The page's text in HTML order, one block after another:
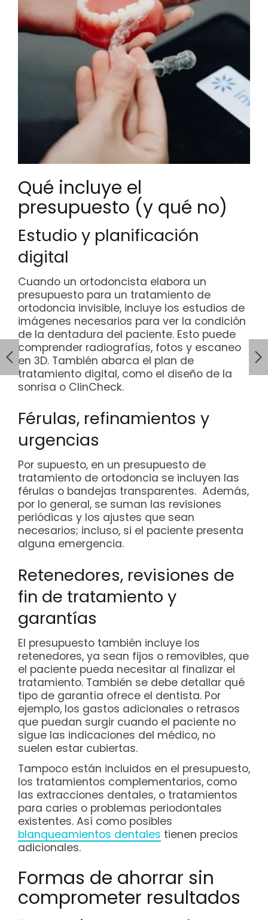
Qué incluye el
presupuesto (y qué no)
Estudio y planificación
digital
Cuando un ortodoncista elabora un
presupuesto para un tratamiento de
ortodoncia invisible, incluye los estudios de
imágenes necesarios para ver la condición
de la dentadura del paciente. Esto puede
comprender radiografías, fotos y escaneo
en 3D. También abarca el plan de
tratamiento digital, como el diseño de la
sonrisa o ClinCheck.
Férulas, refinamientos y
urgencias
Por supuesto, en un presupuesto de
tratamiento de ortodoncia se incluyen las
férulas o bandejas transparentes. Además,
por lo general, se suman las revisiones
periódicas y los ajustes que sean
necesarios; incluso, si el paciente presenta
alguna emergencia.
Retenedores, revisiones de
fin de tratamiento y
garantías
El presupuesto también incluye los
retenedores, ya sean fijos o removibles, que
el paciente pueda necesitar al finalizar el
tratamiento. También se debe detallar qué
tipo de garantía ofrece el dentista. Por
ejemplo, los gastos adicionales o retrasos
que puedan surgir cuando el paciente no
sigue las indicaciones del médico, no
suelen estar cubiertas.
Tampoco están incluidos en el presupuesto,
los tratamientos complementarios, como
las extracciones dentales, o tratamientos
para caries o problemas periodontales
existentes. Así como posibles
blanqueamientos dentales tienen precios
adicionales.
Formas de ahorrar sin
comprometer resultados